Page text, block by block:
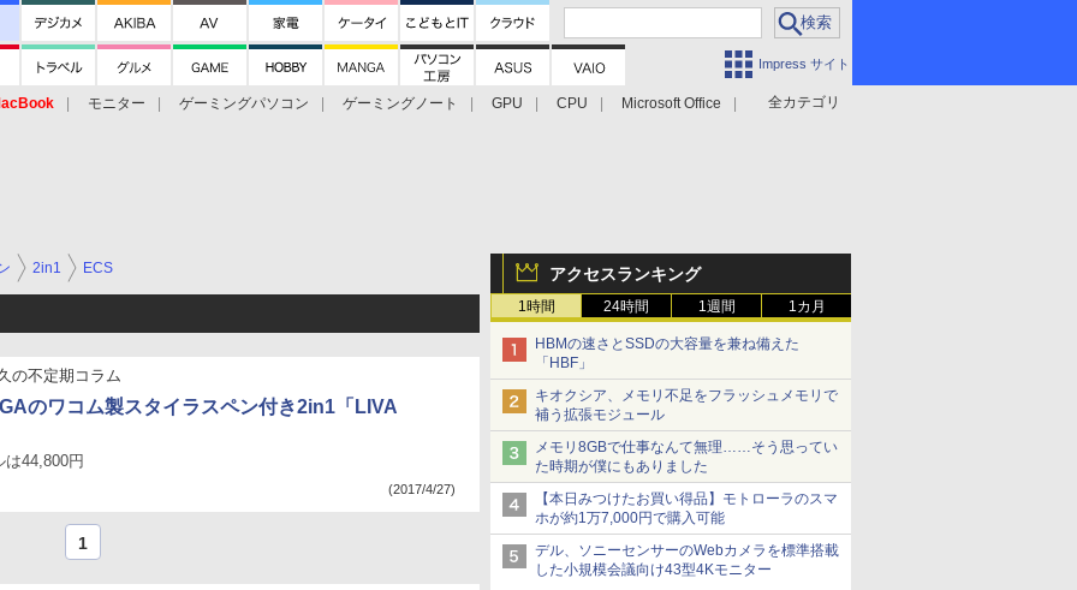
Impress サイト
全カテゴリ
モニター ゲーミングパソコン ゲーミングノート GPU CPU Microsoft Office
アクセスランキング
1時間 24時間 1週間 1カ月
HBMの速さとSSDの大容量を兼ね備えた
「HBF」
キオクシア、メモリ不足をフラッシュメモリで
補う拡張モジュール
メモリ8GBで仕事なんて無理……そう思ってい
た時期が僕にもありました
【本日みつけたお買い得品】モトローラのスマ
ホが約1万7,000円で購入可能
デル、ソニーセンサーのWebカメラを標準搭載
した小規模会議向け43型4Kモニター
2in1 ECS
の不定期コラム
のワコム製スタイラスペン付き2in1「LIVA
44,800円
(2017/4/27)
1